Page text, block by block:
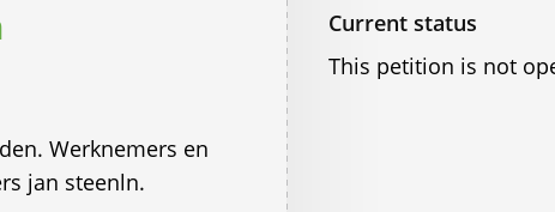
Werknemers en
jan steenln.
Current status
This petition is not